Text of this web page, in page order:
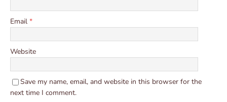
Email *
Website
Save my name, email, and website in this browser for the
next time I comment.